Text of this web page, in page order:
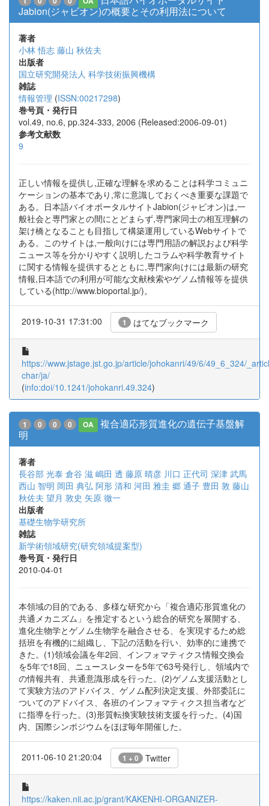
Jabion(ジャビオン)の概要とその利用法について
著者
小林 悟志 藤山 秋佐夫
出版者
国立研究開発法人 科学技術振興機構
雑誌
情報管理 (ISSN:00217298)
巻号頁・発行日
vol.49, no.6, pp.324-333, 2006 (Released:2006-09-01)
参考文献数
9
正しい情報を提供し,正確な理解を求めることは科学コミュニ
ケーションの基本であり,常に意識しておくべき重要な課題で
ある。日本語バイオポータルサイトJabion(ジャビオン)は,一
般社会と専門家との間にとどまらず,専門家同士の相互理解の
架け橋となることも目指して構築運用しているWebサイトで
ある。このサイトは,一般向けには専門用語の解説および科学
ニュース等を分かりやすく説明したコラムや科学教育サイト
に関する情報を提供するとともに,専門家向けには最新の研究
情報,日本語での利用が可能な文献検索やゲノム情報等を提供
している(http://www.bioportal.jp/)。
2019-10-31 17:31:00 1 はてなブックマーク
https://www.jstage.jst.go.jp/article/johokanri/49/6/49_6_324/
char/ja/
(info:doi/10.1241/johokanri.49.324)
1 0 0 0 OA
複合適応形質進化の遺伝子基盤解
明
著者
長谷部 光泰 倉谷 滋 嶋田 透 藤原 晴彦 川口 正代司 深津 武馬
西山 智明 岡田 典弘 阿形 清和 河田 雅圭 郷 通子 豊田 敦 藤山
秋佐夫 望月 敦史 矢原 徹一
出版者
基礎生物学研究所
雑誌
新学術領域研究(研究領域提案型)
巻号頁・発行日
2010-04-01
本領域の目的である、多様な研究から「複合適応形質進化の
共通メカニズム」を推定するという総合的研究を展開する、
進化生物学とゲノム生物学を融合させる、を実現するため総
括班を有機的に組織し、下記の活動を行い、効率的に連携で
きた。(1)領域会議を年2回、インフォマティクス情報交換会
を5年で18回、ニュースレターを5年で63号発行し、領域内で
の情報共有、共通意識形成を行った。(2)ゲノム支援活動とし
て実験方法のアドバイス、ゲノム配列決定支援、外部委託に
ついてのアドバイス、各班のインフォマティクス担当者など
に指導を行った。(3)形質転換実験技術支援を行った。(4)国
内、国際シンポジウムをほぼ毎年開催した。
2011-06-10 21:20:04 1 + 0 Twitter
https://kaken.nii.ac.jp/grant/KAKENHI-ORGANIZER-